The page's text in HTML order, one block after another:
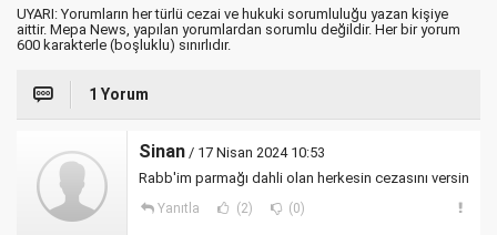
UYARI: Yorumların her türlü cezai ve hukuki sorumluluğu yazan kişiye
aittir. Mepa News, yapılan yorumlardan sorumlu değildir. Her bir yorum
600 karakterle (boşluklu) sınırlıdır.
1 Yorum
Sinan / 17 Nisan 2024 10:53
Rabb'im parmağı dahli olan herkesin cezasını versin
Yanıtla (2) (0)